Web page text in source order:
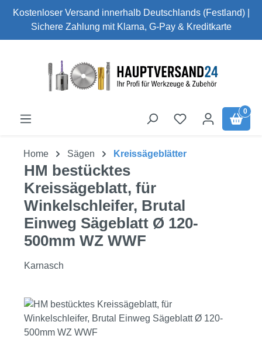
Zum Hauptinhalt springen
Kostenloser Versand innerhalb Deutschlands (Festland) |
Sichere Zahlung mit Klarna, G-Pay & Kreditkarte
0
Home Sägen Kreissägeblätter
HM bestücktes
Kreissägeblatt, für
Winkelschleifer, Brutal
Einweg Sägeblatt Ø 120-
500mm WZ WWF
Karnasch
Bildergalerie überspringen